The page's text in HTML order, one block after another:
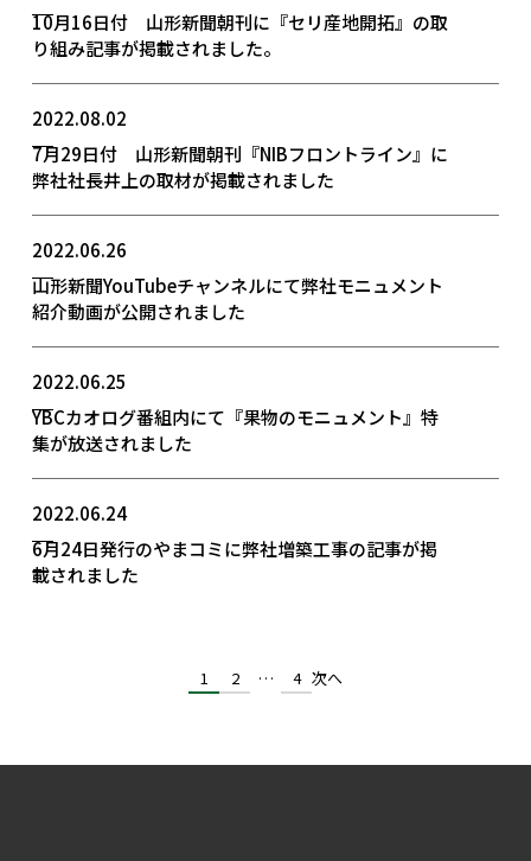
10月16日付 山形新聞朝刊に『セリ産地開拓』の取
り組み記事が掲載されました。
2022.08.02
7月29日付 山形新聞朝刊『NIBフロントライン』に
弊社社長井上の取材が掲載されました
2022.06.26
山形新聞YouTubeチャンネルにて弊社モニュメント
紹介動画が公開されました
2022.06.25
YBCカオログ番組内にて『果物のモニュメント』特
集が放送されました
2022.06.24
6月24日発行のやまコミに弊社増築工事の記事が掲
載されました
1 2 … 4 次へ